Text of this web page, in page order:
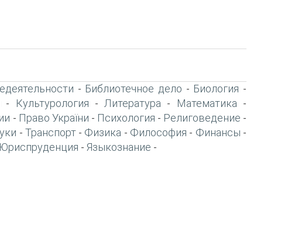
- Библиотечное дело - Биология -
- Культурология - Литература - Математика -
- Право України - Психология - Религоведение -
- Транспорт- Физика - Философия - Финансы -
Юриспруденция - Языкознание -